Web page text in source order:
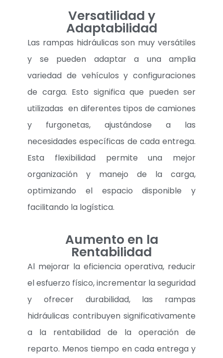
Versatilidad y
Adaptabilidad
Las rampas hidráulicas son muy versátiles
y se pueden adaptar a una amplia
variedad de vehículos y configuraciones
de carga. Esto significa que pueden ser
utilizadas en diferentes tipos de camiones
y furgonetas, ajustándose a las
necesidades específicas de cada entrega.
Esta flexibilidad permite una mejor
organización y manejo de la carga,
optimizando el espacio disponible y
facilitando la logística.
Aumento en la
Rentabilidad
Al mejorar la eficiencia operativa, reducir
el esfuerzo físico, incrementar la seguridad
y ofrecer durabilidad, las rampas
hidráulicas contribuyen significativamente
a la rentabilidad de la operación de
reparto. Menos tiempo en cada entrega y